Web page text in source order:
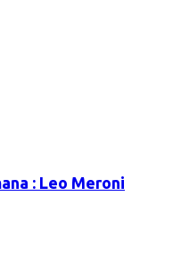
: Leo Meroni